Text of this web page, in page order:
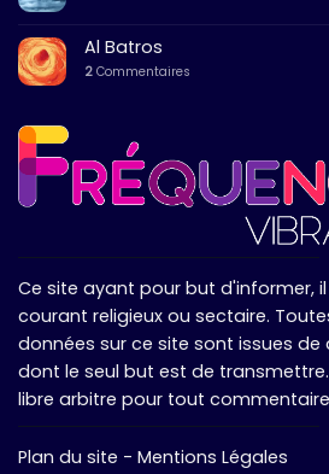
Al Batros
2 Commentaires
Ce site ayant pour but d'informer,
courant religieux ou sectaire.
données sur ce site sont issues de
dont le seul but est de
libre arbitre pour tout
Plan du site - Mentions Légales